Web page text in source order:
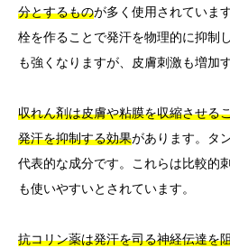
分とするものが多く使用されていま
栓を作ることで発汗を物理的に抑制
も強くなりますが、皮膚刺激も増加
収れん剤は皮膚や粘膜を収縮させる
発汗を抑制する効果があります。タ
代表的な成分です。これらは比較的
も使いやすいとされています。
抗コリン薬は発汗を司る神経伝達を